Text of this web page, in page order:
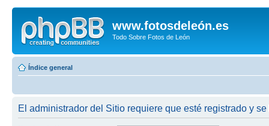
www.fotosdeleón.es
Todo Sobre Fotos de León
Índice general
El administrador del Sitio requiere que esté registrado y